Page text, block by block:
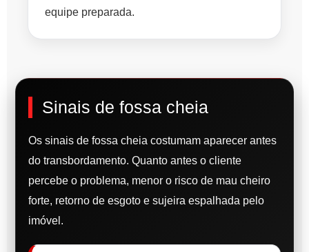
equipe preparada.
Sinais de fossa cheia
Os sinais de fossa cheia costumam aparecer antes
do transbordamento. Quanto antes o cliente
percebe o problema, menor o risco de mau cheiro
forte, retorno de esgoto e sujeira espalhada pelo
imóvel.